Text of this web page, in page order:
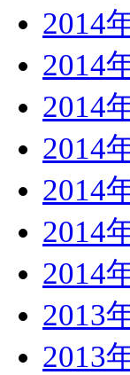
2014
2014
2014
2014
2014
2014
2014
2013
2013